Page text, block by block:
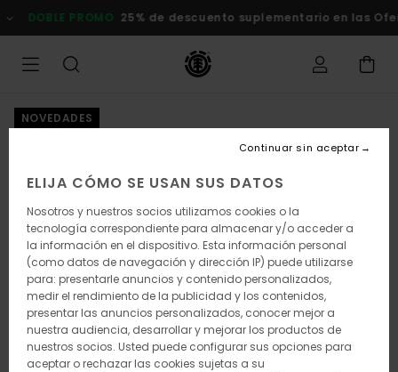
a
la
DOBLE PROMO 25% de descuento suplementario en las
NOVEDADES
ELIJA CÓMO SE USAN SUS DATOS
Nosotros y nuestros socios utilizamos cookies o la
tecnología correspondiente para almacenar y/o acceder a
la información en el dispositivo. Esta información personal
(como datos de navegación y dirección IP) puede utilizarse
para: presentarle anuncios y contenido personalizados,
medir el rendimiento de la publicidad y los contenidos,
presentar las anuncios personalizados, conocer mejor a
nuestra audiencia, desarrollar y mejorar los productos de
nuestros socios. Usted puede configurar sus opciones para
aceptar o rechazar las cookies sujetas a su
Continuar sin aceptar